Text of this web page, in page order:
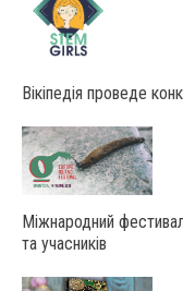
Вікіпедія проведе
Міжнародний
та учасників